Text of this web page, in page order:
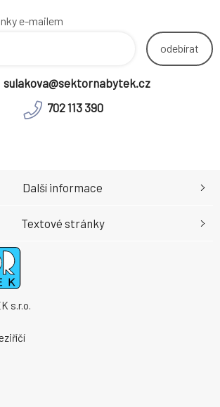
e-mailem
odebírat
sulakova@sektornabytek.cz
702 113 390
s.r.o.
Další informace
Textové stránky